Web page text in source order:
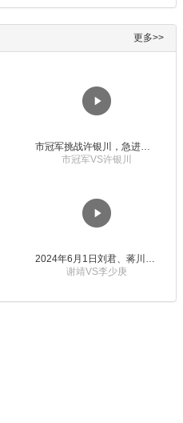
更多>>
市冠军VS许银川
2024年6月1日刘君、蒋川讲解第三届上海杯象棋大师赛谢靖与李少庚的对局
谢靖VS李少庚